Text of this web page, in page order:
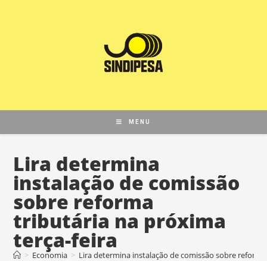
MENU
Lira determina
instalação de comissão
sobre reforma
tributária na próxima
terça-feira
> Economia > Lira determina instalação de comissão sobre